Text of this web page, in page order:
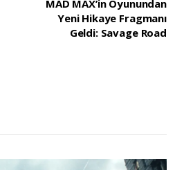
MAD MAX’in Oyunundan
Yeni Hikaye Fragmanı
Geldi: Savage Road